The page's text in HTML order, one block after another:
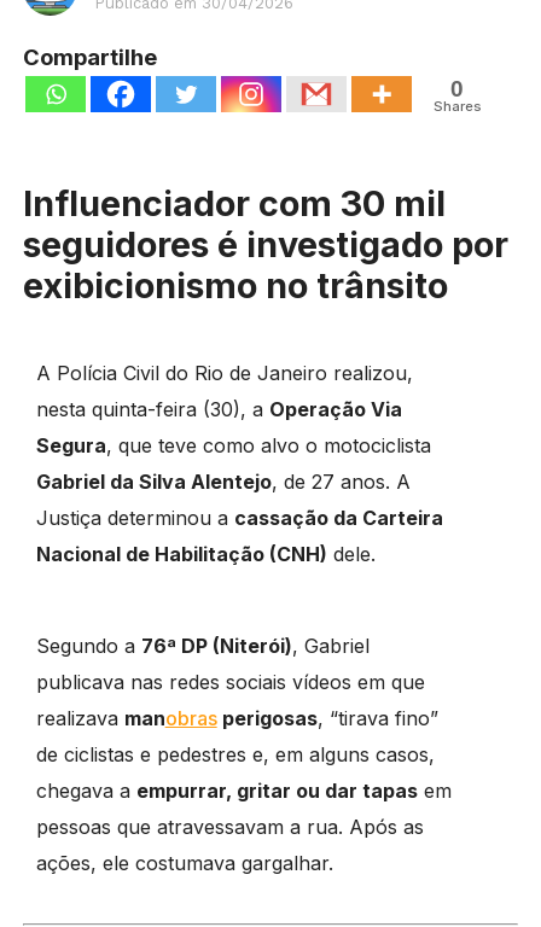
Compartilhe
0
Shares
Influenciador com 30 mil
seguidores é investigado por
exibicionismo no trânsito
A Polícia Civil do Rio de Janeiro realizou,
nesta quinta-feira (30), a Operação Via
Segura, que teve como alvo o motociclista
Gabriel da Silva Alentejo, de 27 anos. A
Justiça determinou a cassação da Carteira
Nacional de Habilitação (CNH) dele.
Segundo a 76ª DP (Niterói), Gabriel
publicava nas redes sociais vídeos em que
realizava manobrasperigosas, “tirava fino”
de ciclistas e pedestres e, em alguns casos,
chegava a empurrar, gritar ou dar tapasem
pessoas que atravessavam a rua. Após as
ações, ele costumava gargalhar.